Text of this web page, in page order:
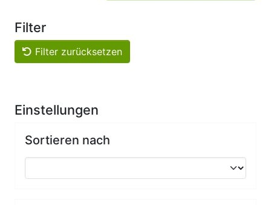
Filter
Filter zurücksetzen
Einstellungen
Sortieren nach